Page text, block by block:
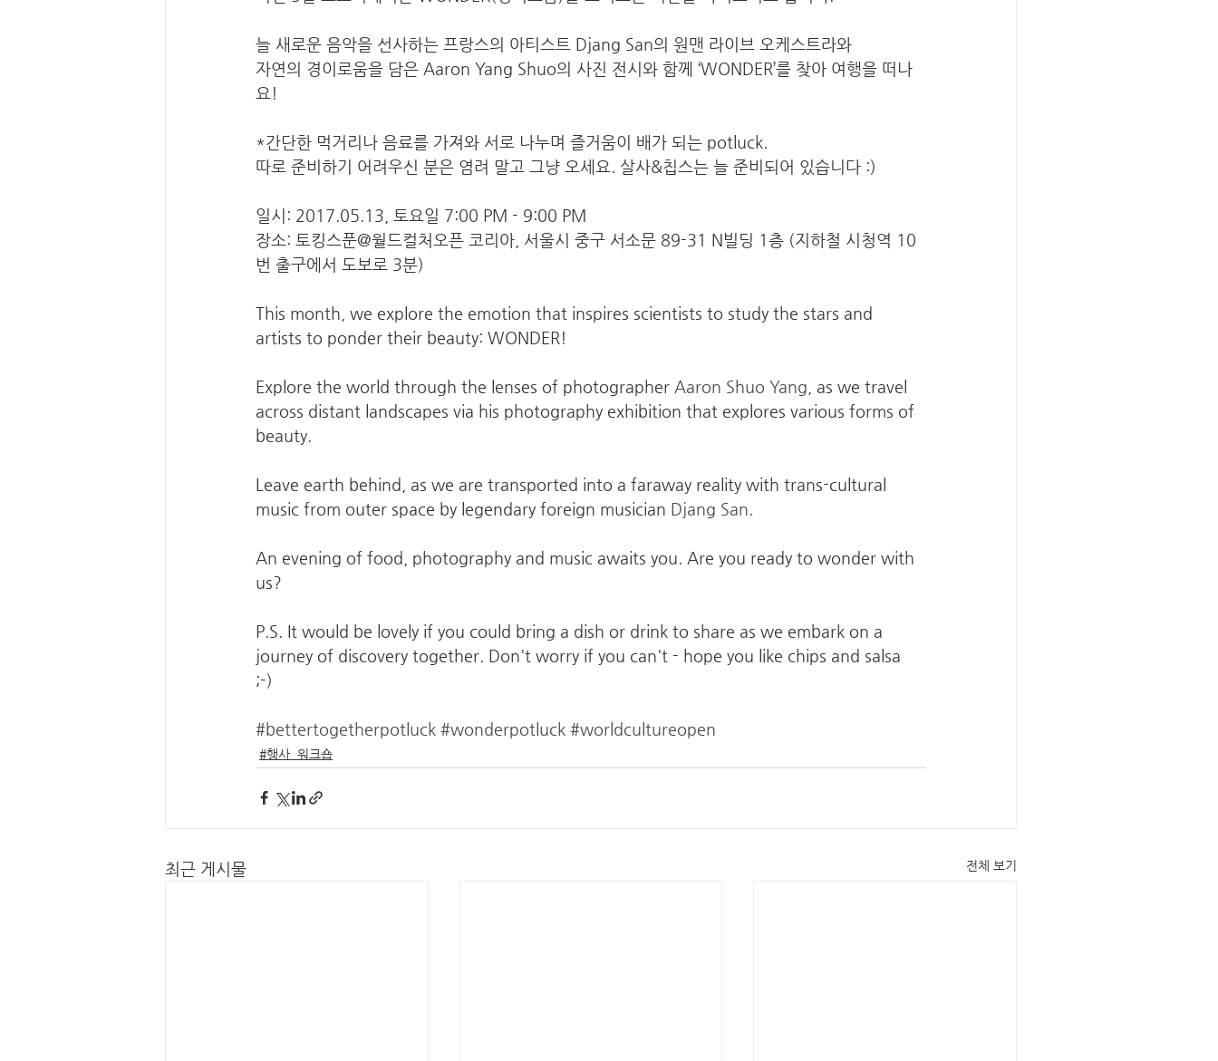
늘 새로운 음악을 선사하는 프랑스의 아티스트 Djang San의 원맨 라이브 오케스트라와
자연의 경이로움을 담은 Aaron Yang Shuo의 사진 전시와 함께 ‘WONDER’를 찾아 여행을 떠나
요!
*간단한 먹거리나 음료를 가져와 서로 나누며 즐거움이 배가 되는 potluck.
따로 준비하기 어려우신 분은 염려 말고 그냥 오세요. 살사&칩스는 늘 준비되어 있습니다 :)
일시: 2017.05.13, 토요일 7:00 PM - 9:00 PM
장소: 토킹스푼@월드컬처오픈 코리아, 서울시 중구 서소문 89-31 N빌딩 1층 (지하철 시청역 10
번 출구에서 도보로 3분)
This month, we explore the emotion that inspires scientists to study the stars and
artists to ponder their beauty: WONDER!
Explore the world through the lenses of photographer Aaron Shuo Yang , as we travel
across distant landscapes via his photography exhibition that explores various forms of
beauty.
Leave earth behind, as we are transported into a faraway reality with trans-cultural
music from outer space by legendary foreign musician Djang San
An evening of food, photography and music awaits you. Are you ready to wonder with
us?
P.S. It would be lovely if you could bring a dish or drink to share as we embark on a
journey of discovery together. Don't worry if you can't - hope you like chips and salsa
;-)
#bettertogetherpotluck #wonderpotluck #worldcultureopen
#행사_워크숍
최근 게시물 전체 보기